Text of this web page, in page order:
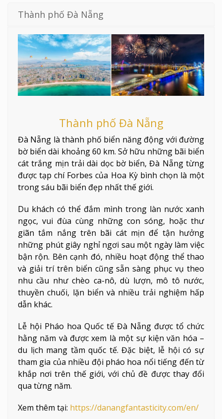
Thành phố Đà Nẵng
Thành phố Đà Nẵng
Đà Nẵng là thành phố biển năng động với đường
bờ biển dài khoảng 60 km. Sở hữu những bãi biển
cát trắng mịn trải dài dọc bờ biển, Đà Nẵng từng
được tạp chí Forbes của Hoa Kỳ bình chọn là một
trong sáu bãi biển đẹp nhất thế giới.
Du khách có thể đắm mình trong làn nước xanh
ngọc, vui đùa cùng những con sóng, hoặc thư
giãn tắm nắng trên bãi cát mịn để tận hưởng
những phút giây nghỉ ngơi sau một ngày làm việc
bận rộn. Bên cạnh đó, nhiều hoạt động thể thao
và giải trí trên biển cũng sẵn sàng phục vụ theo
nhu cầu như chèo ca-nô, dù lượn, mô tô nước,
thuyền chuối, lặn biển và nhiều trải nghiệm hấp
dẫn khác.
Lễ hội Pháo hoa Quốc tế Đà Nẵng được tổ chức
hằng năm và được xem là một sự kiện văn hóa –
du lịch mang tầm quốc tế. Đặc biệt, lễ hội có sự
tham gia của nhiều đội pháo hoa nổi tiếng đến từ
khắp nơi trên thế giới, với chủ đề được thay đổi
qua từng năm.
Xem thêm tại: https://danangfantasticity.com/en/